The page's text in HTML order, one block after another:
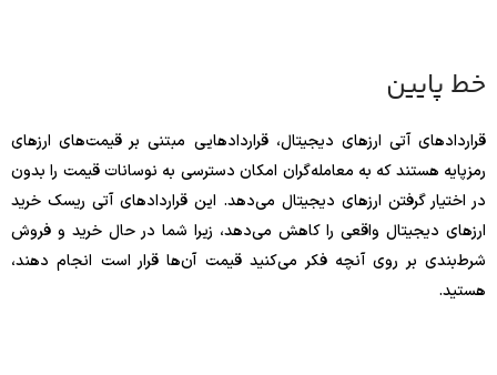
خط پایین
قراردادهای آتی ارزهای دیجیتال، قراردادهایی مبتنی بر قیمت‌های ارزهای
رمزپایه هستند که به معامله‌گران امکان دسترسی به نوسانات قیمت را بدون
در اختیار گرفتن ارزهای دیجیتال می‌دهد. این قراردادهای آتی ریسک خرید
ارزهای دیجیتال واقعی را کاهش می‌دهد، زیرا شما در حال خرید و فروش
شرط‌بندی بر روی آنچه فکر می‌کنید قیمت آن‌ها قرار است انجام دهند،
هستید.